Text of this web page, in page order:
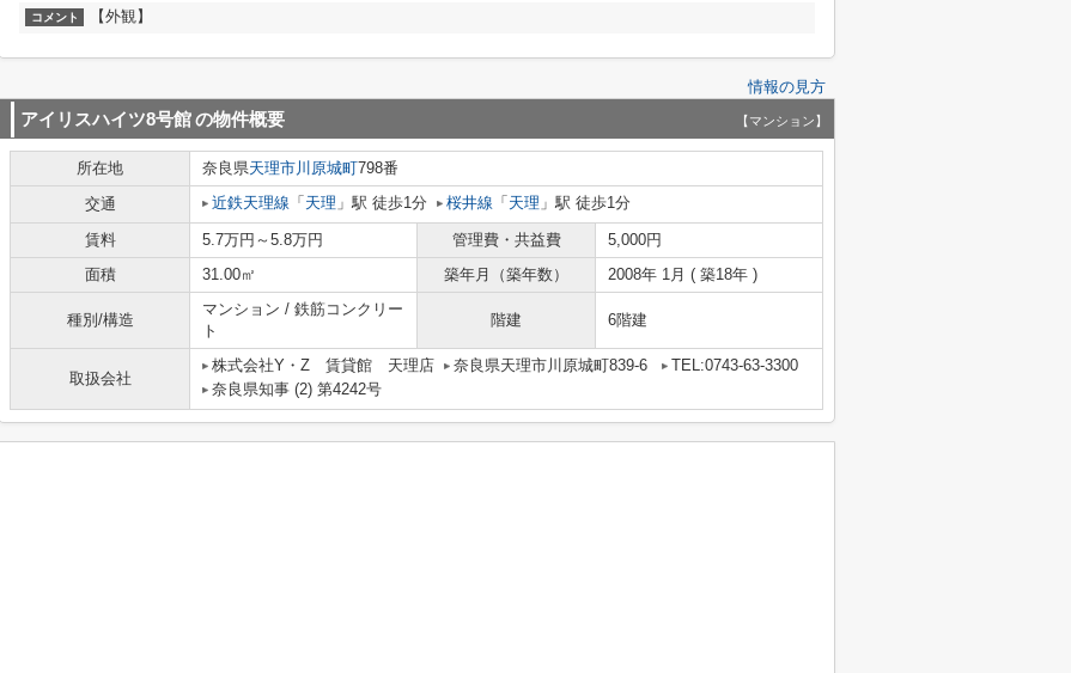
コメント 【外観】
情報の見方
アイリスハイツ8号館の物件概要 【マンション】
所在地 奈良県天理市川原城町798番
交通
近鉄天理線 「 天理 」駅 徒歩1分 桜井線 「 天理 」駅 徒歩1分
賃料 5.7万円～5.8万円 管理費・共益費
5,000円
面積
31.00㎡ 築年月（築年数） 2008年 1月 ( 築18年 )
種別/構造
マンション / 鉄筋コンクリー
ト
階建 6階建
取扱会社
株式会社Y・Z 賃貸館 天理店 奈良県天理市川原城町839-6
TEL:0743-63-3300
奈良県知事 (2) 第4242号